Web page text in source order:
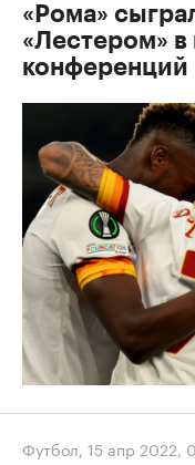
«Рома»
«Лестером»
конференций
Футбол, 15 апр 2022,